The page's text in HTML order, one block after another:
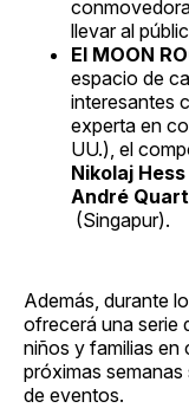
llevar al
El MOON
espacio de
interesantes
experta en
UU.), el
Nikolaj
André
(Singapur).
Además, durante
ofrecerá una serie
niños y familias en
próximas
de eventos.